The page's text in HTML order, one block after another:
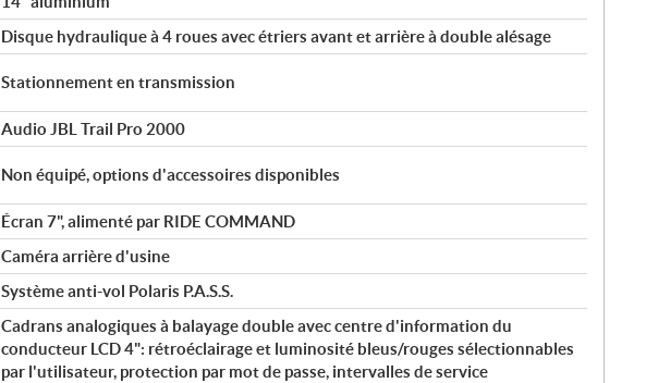
Disque hydraulique à 4 roues avec étriers avant et arrière à double alésage
Stationnement en transmission
Audio JBL Trail Pro 2000
Non équipé, options d'accessoires disponibles
Écran 7", alimenté par RIDE COMMAND
Caméra arrière d'usine
Système anti-vol Polaris P.A.S.S.
Cadrans analogiques à balayage double avec centre d'information du
conducteur LCD 4": rétroéclairage et luminosité bleus/rouges sélectionnables
par l'utilisateur, protection par mot de passe, intervalles de service